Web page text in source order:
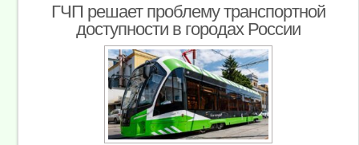
ГЧП решает проблему транспортной
доступности в городах России